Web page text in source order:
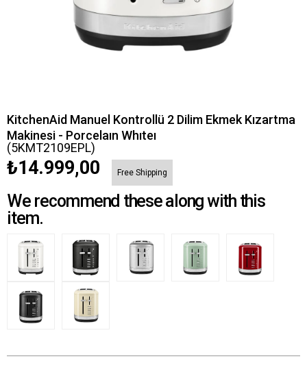
KitchenAid Manuel Kontrollü 2 Dilim Ekmek Kızartma
Makinesi - Porcelaın Whıteı
(5KMT2109EPL)
₺14.999,00 Free Shipping
We recommend these along with this
item.